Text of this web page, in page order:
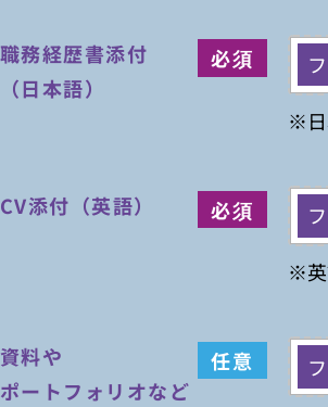
職務経歴書添付
（日本語）
※日
CV添付（英語）
※英
資料や
ポートフォリオなど